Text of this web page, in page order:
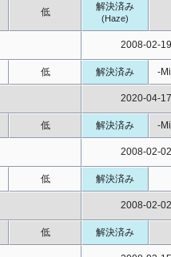
低 解決済み
(Haze)
2008-02-
低 解決済み -
2020-04-
低 解決済み -
2008-02-
低 解決済み
2008-02-
低 解決済み